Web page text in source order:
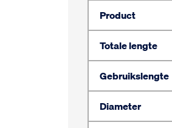
Product
Totale lengte
Gebruikslengte
Diameter